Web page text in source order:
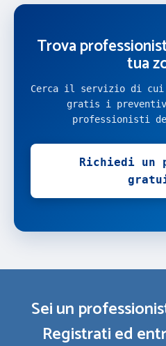
Trova
tua
Cerca il servizio di cui
gratis i
professionisti
Richiedi un
Sei un
Registrati ed